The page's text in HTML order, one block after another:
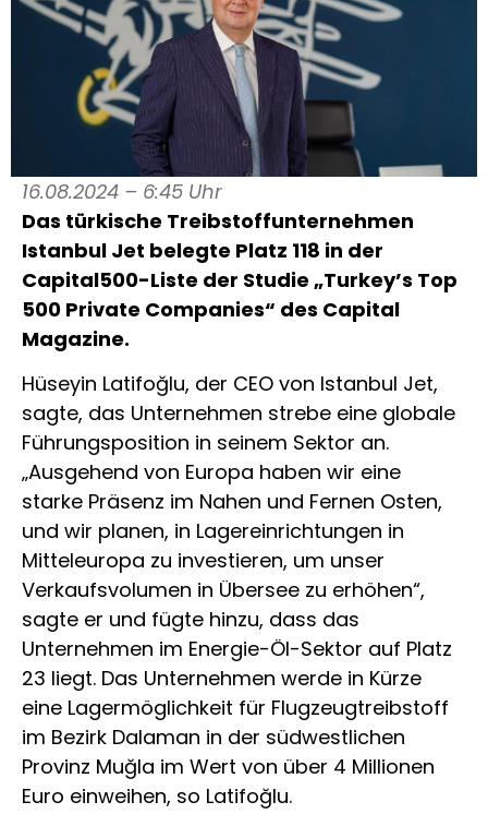
16.08.2024 – 6:45 Uhr
Das türkische Treibstoffunternehmen
Istanbul Jet belegte Platz 118 in der
Capital500-Liste der Studie „Turkey’s Top
500 Private Companies“ des Capital
Magazine.
Hüseyin Latifoğlu, der CEO von Istanbul Jet,
sagte, das Unternehmen strebe eine globale
Führungsposition in seinem Sektor an.
„Ausgehend von Europa haben wir eine
starke Präsenz im Nahen und Fernen Osten,
und wir planen, in Lagereinrichtungen in
Mitteleuropa zu investieren, um unser
Verkaufsvolumen in Übersee zu erhöhen“,
sagte er und fügte hinzu, dass das
Unternehmen im Energie-Öl-Sektor auf Platz
23 liegt. Das Unternehmen werde in Kürze
eine Lagermöglichkeit für Flugzeugtreibstoff
im Bezirk Dalaman in der südwestlichen
Provinz Muğla im Wert von über 4 Millionen
Euro einweihen, so Latifoğlu.